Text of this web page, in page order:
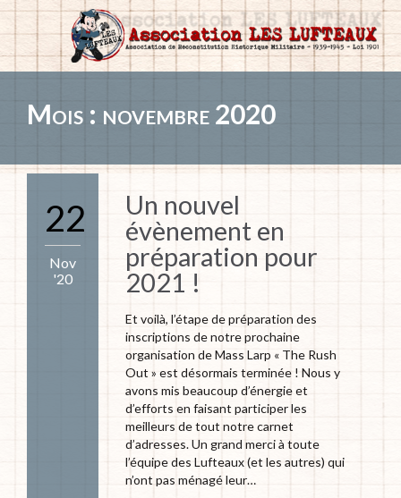
Mois : novembre 2020
22
Nov
'20
Un nouvel
évènement en
préparation pour
2021 !
Et voilà, l’étape de préparation des
inscriptions de notre prochaine
organisation de Mass Larp « The Rush
Out » est désormais terminée ! Nous y
avons mis beaucoup d’énergie et
d’efforts en faisant participer les
meilleurs de tout notre carnet
d’adresses. Un grand merci à toute
l’équipe des Lufteaux (et les autres) qui
n’ont pas ménagé leur…